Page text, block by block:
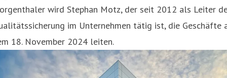
wird Stephan Motz, der seit 2012 als Leiter
im Unternehmen tätig ist, die Geschäfte
18. November 2024 leiten.